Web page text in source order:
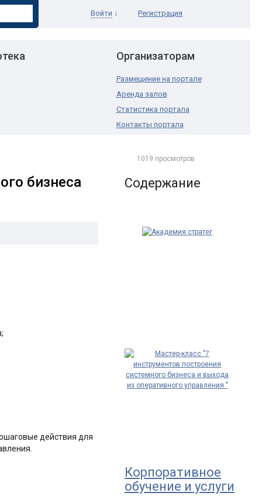
Войти ↓ Регистрация
Организаторам
Размещение на портале
Аренда залов
Статистика портала
Контакты портала
Содержание
Корпоративное
обучение и услуги
бизнеса
1019 просмотров
действия для